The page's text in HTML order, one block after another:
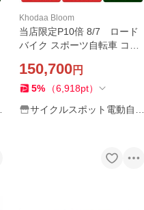
Khodaa Bloom
当店限定P10倍 8/7 ロード
バイク スポーツ自転車 コー
2026 Khodaa Bloom FARNA
SL1 20段変速 [26 FARNA SL
150,700円
5% （6,918pt）
サイクルスポット電動自転